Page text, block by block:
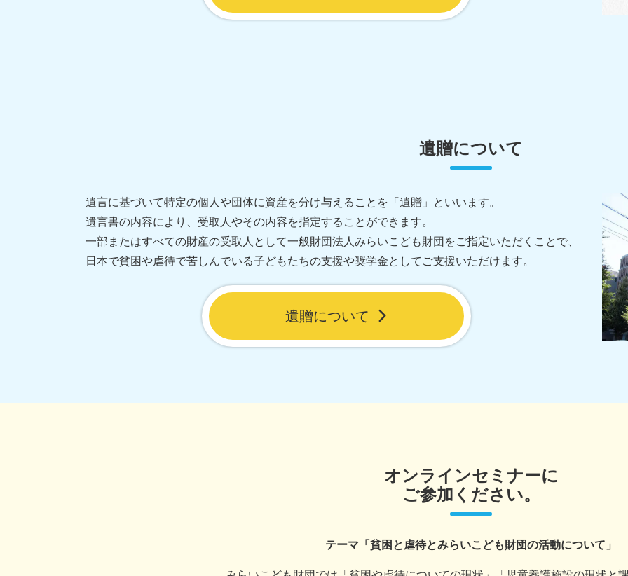
遺贈について
遺言に基づいて特定の個人や団体に資産を分け与えることを「遺贈」といいます。
遺言書の内容により、受取人やその内容を指定することができます。
一部またはすべての財産の受取人として一般財団法人みらいこども財団をご指定いただくことで、
日本で貧困や虐待で苦しんでいる子どもたちの支援や奨学金としてご支援いただけます。
遺贈について
オンラインセミナーに
ご参加ください。
テーマ 「貧困と虐待とみらいこども財団の活動について」